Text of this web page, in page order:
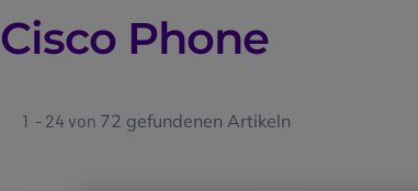
Cisco Phone
1 - 24 von 72 gefundenen Artikeln